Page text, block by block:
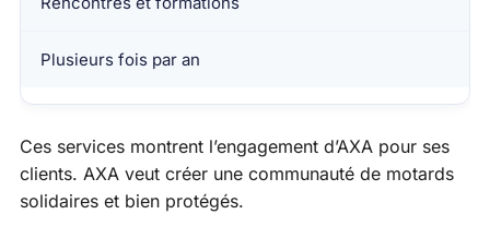
Plusieurs fois par an
Ces services montrent l’engagement d’AXA pour ses
clients. AXA veut créer une communauté de motards
solidaires et bien protégés.